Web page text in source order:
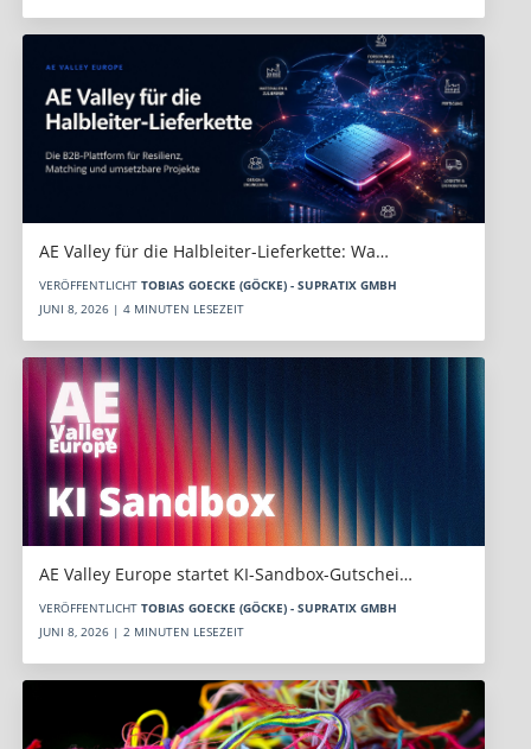
AE Valley für die Halbleiter-Lieferkette: Wa…
VERÖFFENTLICHT TOBIAS GOECKE (GÖCKE) - SUPRATIX GMBH
JUNI 8, 2026 | 4 MINUTEN LESEZEIT
AE Valley Europe startet KI-Sandbox-Gutschei…
VERÖFFENTLICHT TOBIAS GOECKE (GÖCKE) - SUPRATIX GMBH
JUNI 8, 2026 | 2 MINUTEN LESEZEIT